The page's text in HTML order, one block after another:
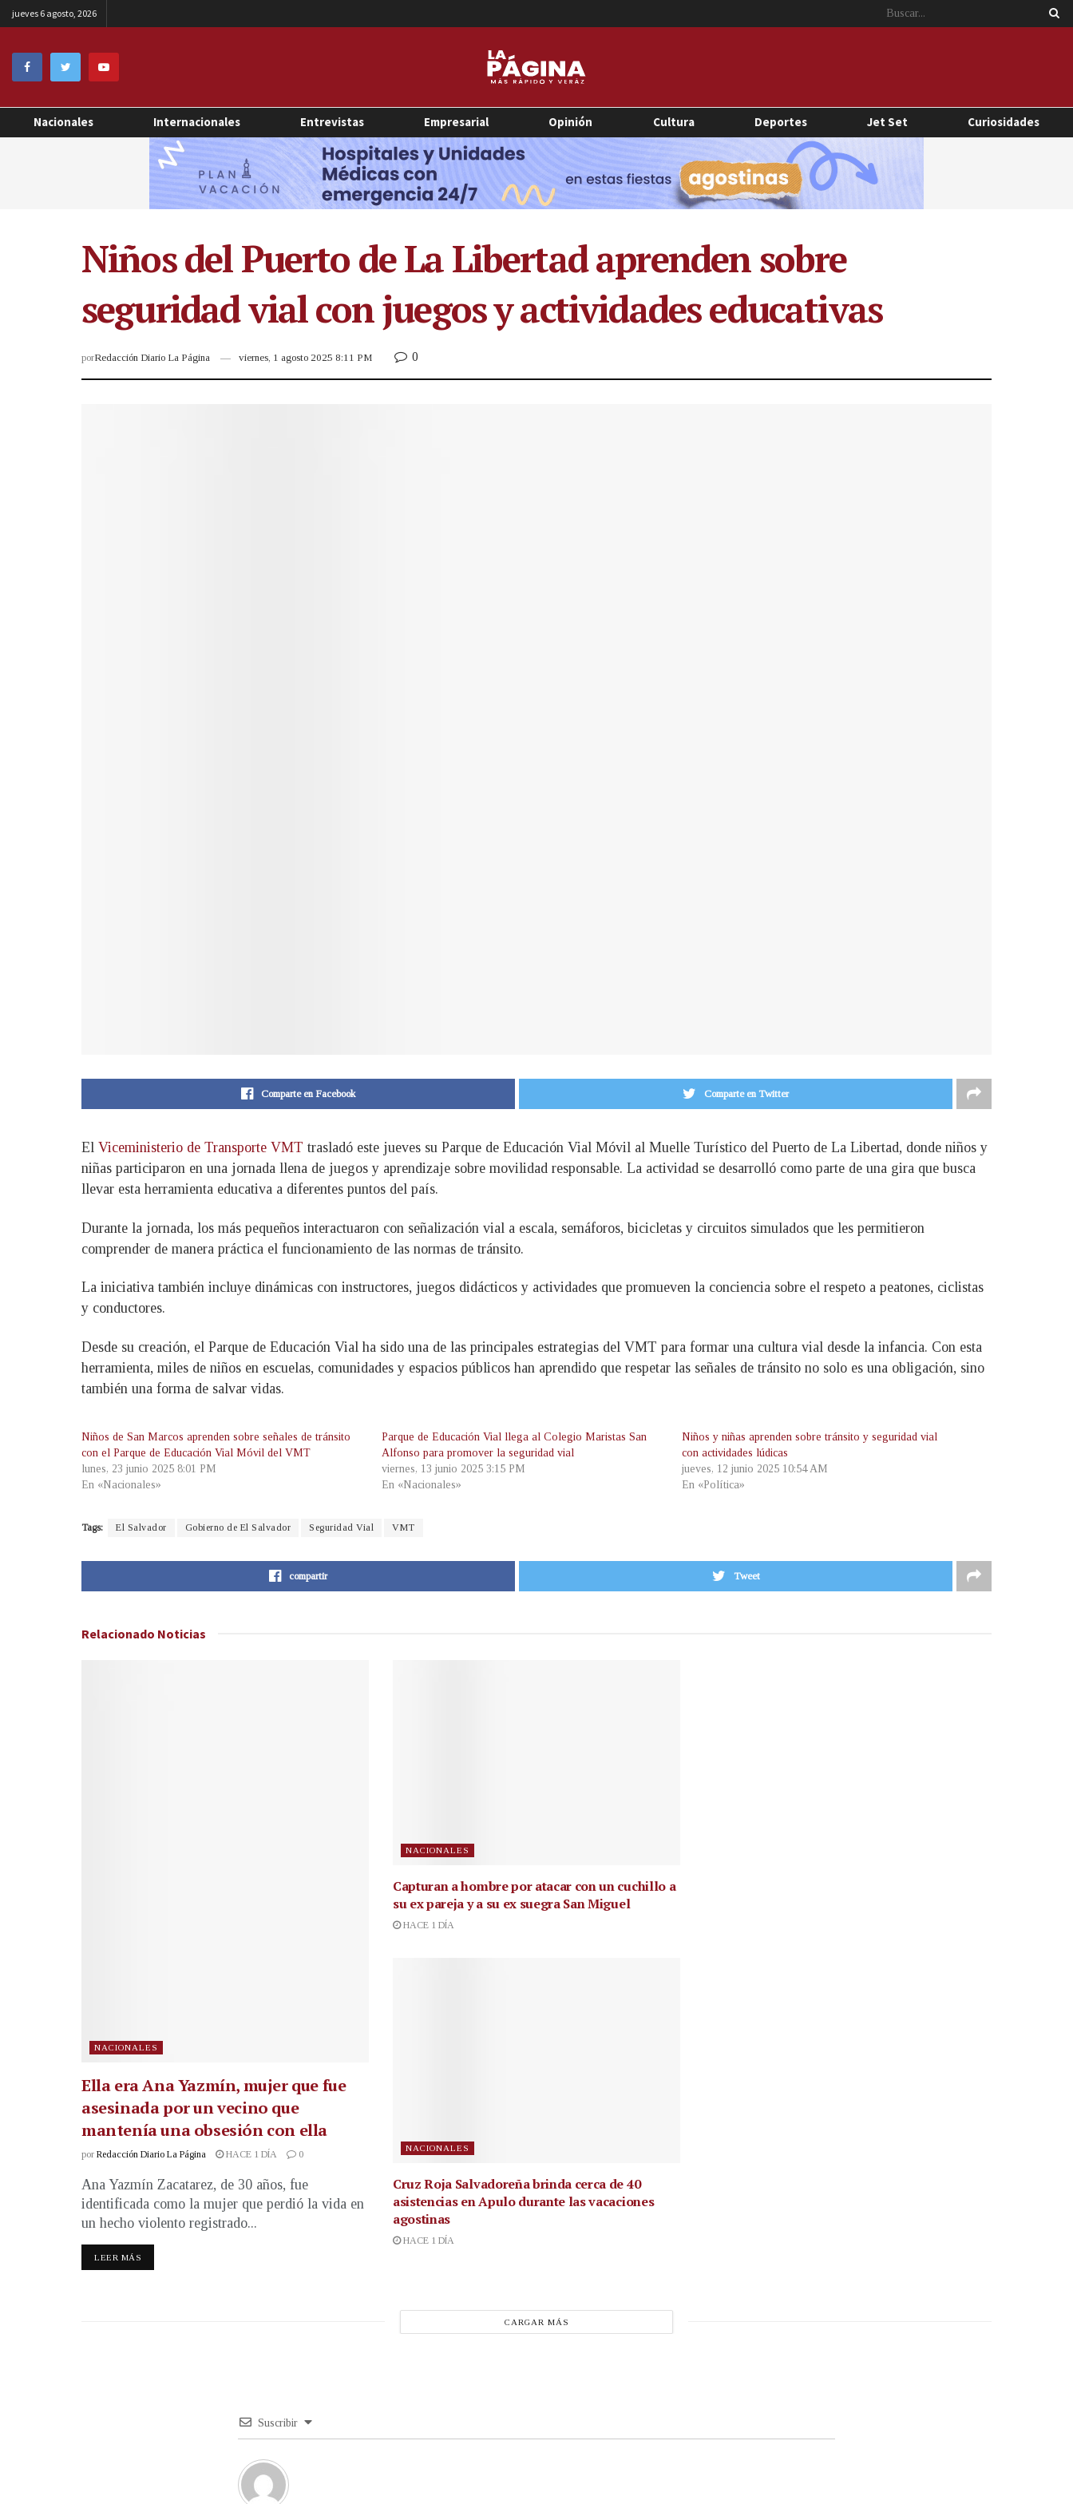
jueves 6 agosto, 2026
Nacionales Internacionales Entrevistas Empresarial Opinión Cultura Deportes Jet Set Curiosidades
Niños del Puerto de La Libertad aprenden sobre
seguridad vial con juegos y actividades educativas
porRedacción Diario La Página viernes, 1 agosto 2025 8:11 PM 0
Comparte en Facebook Comparte en Twitter
El Viceministerio de Transporte VMT trasladó este jueves su Parque de Educación Vial Móvil al Muelle Turístico del Puerto de La Libertad, donde niños y
niñas participaron en una jornada llena de juegos y aprendizaje sobre movilidad responsable. La actividad se desarrolló como parte de una gira que busca
llevar esta herramienta educativa a diferentes puntos del país.
Durante la jornada, los más pequeños interactuaron con señalización vial a escala, semáforos, bicicletas y circuitos simulados que les permitieron
comprender de manera práctica el funcionamiento de las normas de tránsito.
La iniciativa también incluye dinámicas con instructores, juegos didácticos y actividades que promueven la conciencia sobre el respeto a peatones, ciclistas
y conductores.
Desde su creación, el Parque de Educación Vial ha sido una de las principales estrategias del VMT para formar una cultura vial desde la infancia. Con esta
herramienta, miles de niños en escuelas, comunidades y espacios públicos han aprendido que respetar las señales de tránsito no solo es una obligación, sino
también una forma de salvar vidas.
Niños de San Marcos aprenden sobre señales de tránsito
con el Parque de Educación Vial Móvil del VMT
lunes, 23 junio 2025 8:01 PM
En «Nacionales»
Parque de Educación Vial llega al Colegio Maristas San
Alfonso para promover la seguridad vial
viernes, 13 junio 2025 3:15 PM
En «Nacionales»
Niños y niñas aprenden sobre tránsito y seguridad vial
con actividades lúdicas
jueves, 12 junio 2025 10:54 AM
En «Política»
Tags: El Salvador Gobierno de El Salvador Seguridad Vial VMT
compartir Tweet
Relacionado Noticias
NACIONALES
Ella era Ana Yazmín, mujer que fue
asesinada por un vecino que
mantenía una obsesión con ella
por Redacción Diario La Página HACE 1 DÍA 0
Ana Yazmín Zacatarez, de 30 años, fue
identificada como la mujer que perdió la vida en
un hecho violento registrado...
LEER MÁS
NACIONALES
Capturan a hombre por atacar con un cuchillo a
su ex pareja y a su ex suegra San Miguel
HACE 1 DÍA
NACIONALES
Cruz Roja Salvadoreña brinda cerca de 40
asistencias en Apulo durante las vacaciones
agostinas
HACE 1 DÍA
CARGAR MÁS
Suscribir